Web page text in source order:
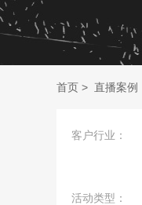
首页 > 直播案例
客户行业：
活动类型：